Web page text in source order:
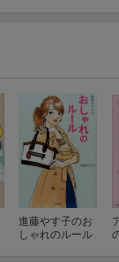
進藤やす子のお
しゃれのルール